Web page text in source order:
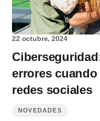
22 octubre, 2024
errores
redes sociales
NOVEDADES